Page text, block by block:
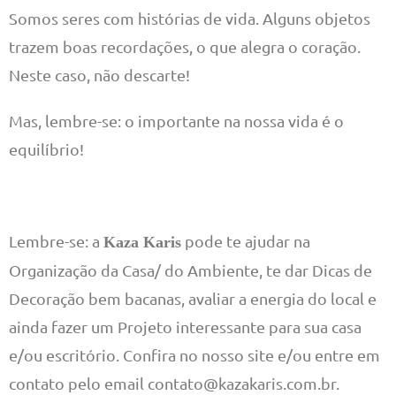
Somos seres com histórias de vida. Alguns objetos
trazem boas recordações, o que alegra o coração.
Neste caso, não descarte!
Mas, lembre-se: o importante na nossa vida é o
equilíbrio!
Lembre-se: a Kaza Karis pode te ajudar na
Organização da Casa/ do Ambiente, te dar Dicas de
Decoração bem bacanas, avaliar a energia do local e
ainda fazer um Projeto interessante para sua casa
e/ou escritório. Confira no nosso site e/ou entre em
contato pelo email contato@kazakaris.com.br.